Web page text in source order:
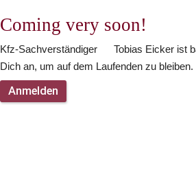
Coming very soon!
Kfz-Sachverständiger      Tobias Eicker ist
Dich an, um auf dem Laufenden zu bleiben.
Anmelden